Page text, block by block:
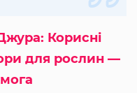
Корисні
для рослин —